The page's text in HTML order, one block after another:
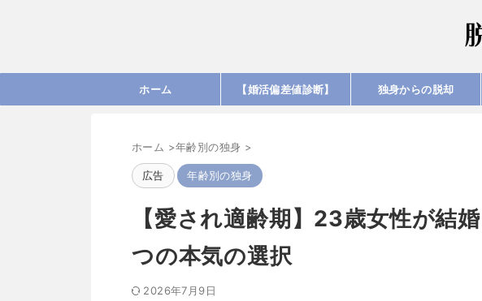
ホーム 【婚活偏差値診断】 独身からの脱却
ホーム >年齢別の独身 >
広告 年齢別の独身
【愛され適齢期】23歳女性が結
つの本気の選択
2026年7月9日